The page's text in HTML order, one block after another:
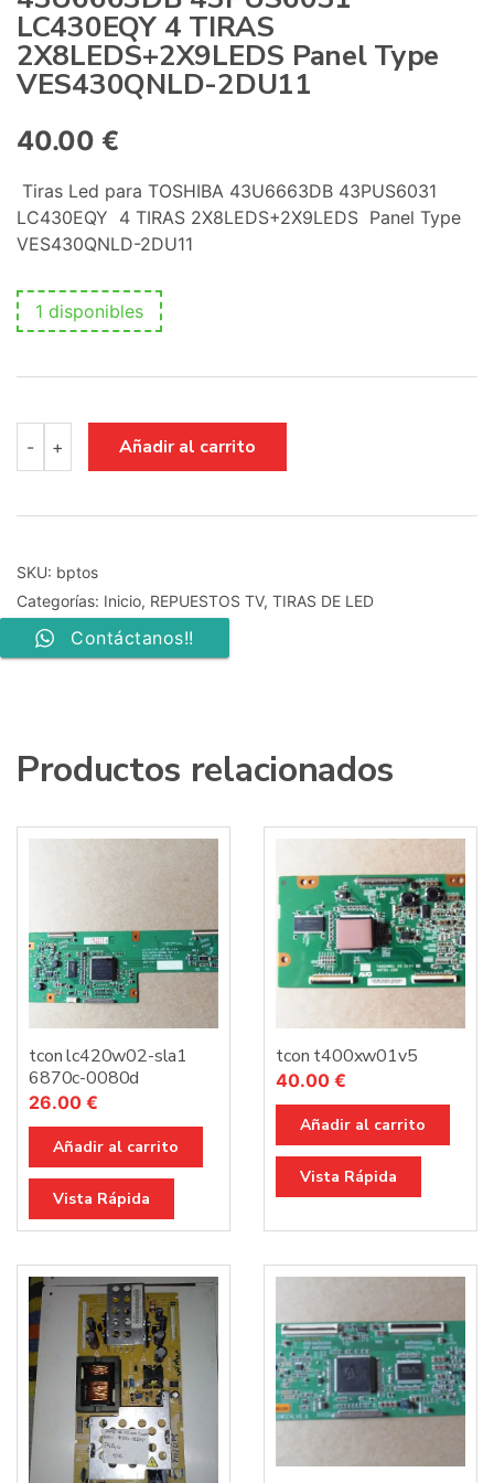
LC430EQY 4 TIRAS
2X8LEDS+2X9LEDS Panel Type
VES430QNLD-2DU11
40.00 €
Tiras Led para TOSHIBA 43U6663DB 43PUS6031
LC430EQY 4 TIRAS 2X8LEDS+2X9LEDS Panel Type
VES430QNLD-2DU11
1 disponibles
-
Led
para
43U6663DB
LC430EQY
TIRAS
2X8LEDS+2X9LEDS
Panel
+ Añadir al carrito
SKU: bptos
Categorías: Inicio, REPUESTOS TV, TIRAS DE LED
Contáctanos!!
Productos relacionados
tcon lc420w02-sla1
6870c-0080d
26.00 €
Añadir al carrito
Vista Rápida
tcon t400xw01v5
40.00 €
Añadir al carrito
Vista Rápida